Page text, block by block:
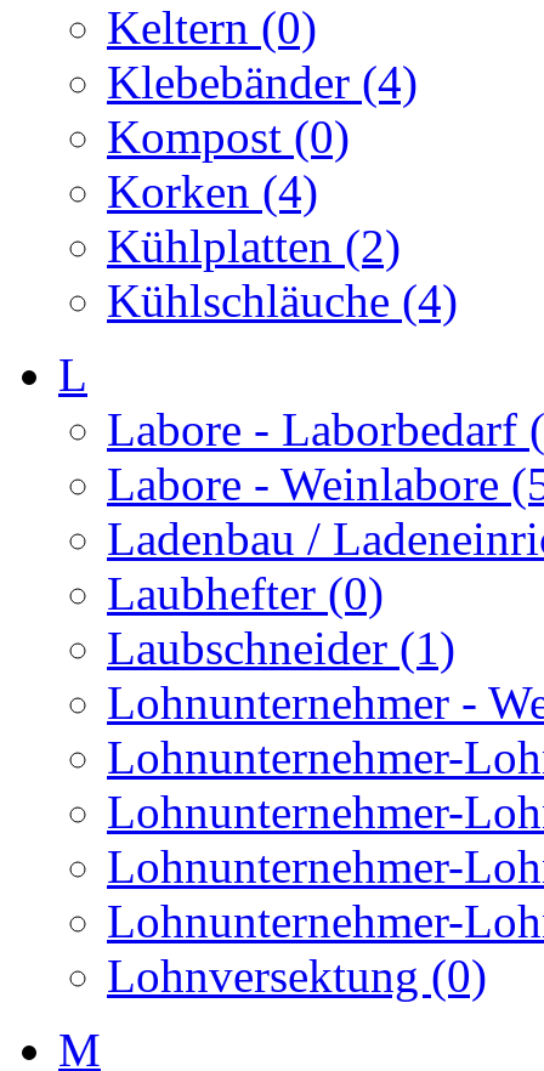
Keltern (0)
Klebebänder (4)
Kompost (0)
Korken (4)
Kühlplatten (2)
Kühlschläuche (4)
L
Labore - Laborbedarf
Labore - Weinlabore
Ladenbau /
Laubhefter (0)
Laubschneider (1)
Lohnunternehmer -
Lohnunternehmer-
Lohnunternehmer-
Lohnunternehmer-
Lohnunternehmer-
Lohnversektung (0)
M